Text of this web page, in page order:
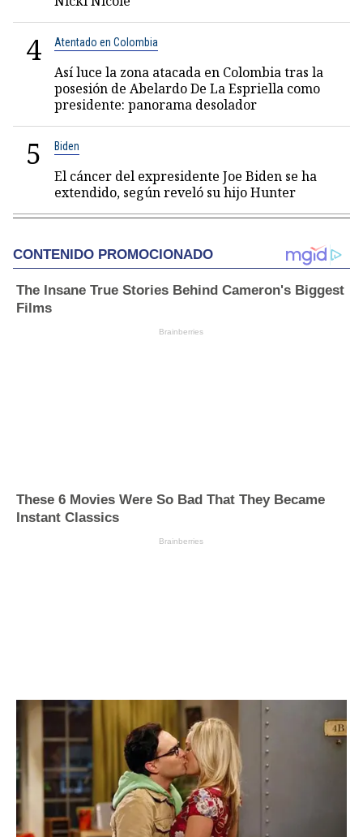
4 Atentado en Colombia
Así luce la zona atacada en Colombia tras la
posesión de Abelardo De La Espriella como
presidente: panorama desolador
5 Biden
El cáncer del expresidente Joe Biden se ha
extendido, según reveló su hijo Hunter